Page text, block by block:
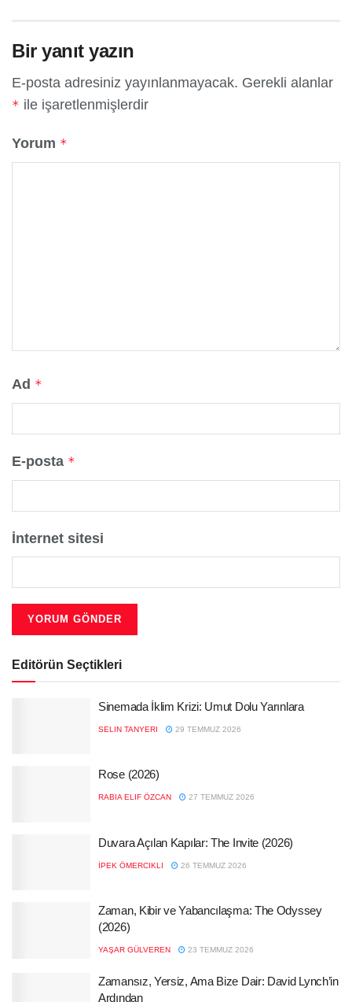
Bir yanıt yazın
E-posta adresiniz yayınlanmayacak. Gerekli alanlar
* ile işaretlenmişlerdir
Yorum *
Ad *
E-posta *
İnternet sitesi
Editörün Seçtikleri
Sinemada İklim Krizi: Umut Dolu Yarınlara
SELIN TANYERI 29 TEMMUZ 2026
Rose (2026)
RABIA ELIF ÖZCAN 27 TEMMUZ 2026
Duvara Açılan Kapılar: The Invite (2026)
İPEK ÖMERCIKLI 26 TEMMUZ 2026
Zaman, Kibir ve Yabancılaşma: The Odyssey
(2026)
YAŞAR GÜLVEREN 23 TEMMUZ 2026
Zamansız, Yersiz, Ama Bize Dair: David Lynch’in
Ardından